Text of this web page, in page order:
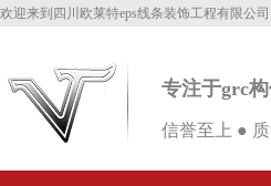
欢迎来到四川欧莱特eps线条装饰工程有限公司
专注于grc
信誉至上 ●